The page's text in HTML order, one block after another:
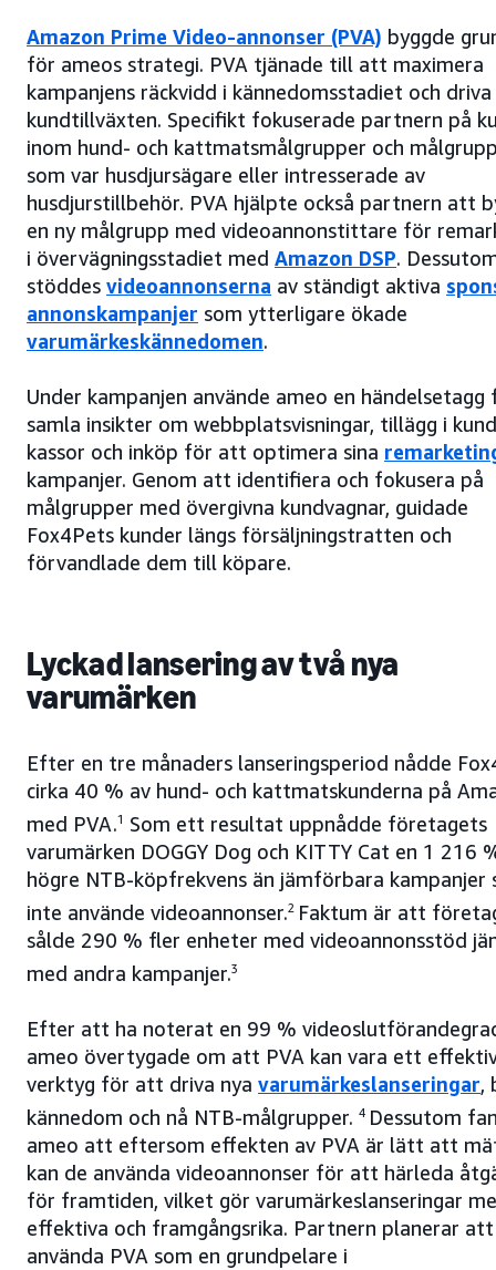
Amazon Prime Video-annonser (PVA) byggde
för ameos strategi. PVA tjänade till att maximera
kampanjens räckvidd i kännedomsstadiet och
kundtillväxten. Specifikt fokuserade partnern på
inom hund- och kattmatsmålgrupper och
som var husdjursägare eller intresserade av
husdjurstillbehör. PVA hjälpte också partnern att
en ny målgrupp med videoannonstittare för
i övervägningsstadiet med Amazon DSP.
stöddes videoannonserna av ständigt aktiva
annonskampanjer som ytterligare ökade
varumärkeskännedomen.
Under kampanjen använde ameo en
samla insikter om webbplatsvisningar, tillägg i
kassor och inköp för att optimera sina
kampanjer. Genom att identifiera och fokusera på
målgrupper med övergivna kundvagnar, guidade
Fox4Pets kunder längs försäljningstratten och
förvandlade dem till köpare.
Lyckad lansering av två nya
varumärken
Efter en tre månaders lanseringsperiod nådde
cirka 40 % av hund- och kattmatskunderna på
med PVA.1
Som ett resultat uppnådde företagets
varumärken DOGGY Dog och KITTY Cat en 1 216
högre NTB-köpfrekvens än jämförbara kampanjer
inte använde videoannonser.2 Faktum är att
sålde 290 % fler enheter med videoannonsstöd
med andra kampanjer.3
Efter att ha noterat en 99 %
ameo övertygade om att PVA kan vara ett
verktyg för att driva nya varumärkeslanseringar,
kännedom och nå NTB-målgrupper. 4 Dessutom
ameo att eftersom effekten av PVA är lätt att
kan de använda videoannonser för att härleda
för framtiden, vilket gör varumärkeslanseringar
effektiva och framgångsrika. Partnern planerar att
använda PVA som en grundpelare i